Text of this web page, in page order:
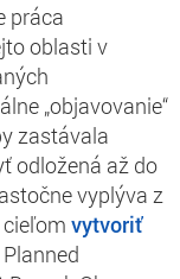
práca
oblasti v
„objavovanie“
zastávala
odložená až do
vyplýva z
cieľom vytvoriť